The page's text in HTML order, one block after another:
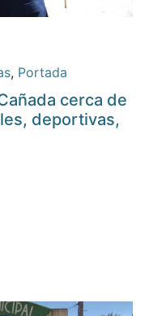
, Portada
cerca de
deportivas,